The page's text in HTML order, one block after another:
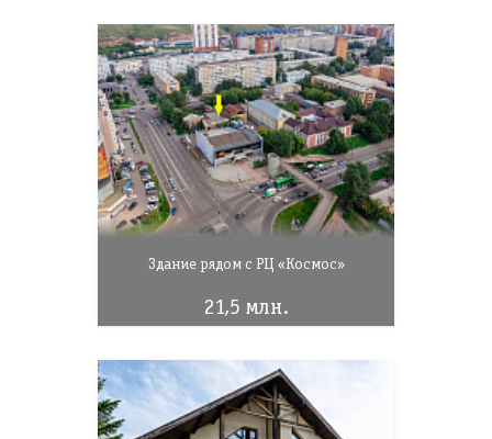
Здание рядом с РЦ «Космос»
21,5 млн.